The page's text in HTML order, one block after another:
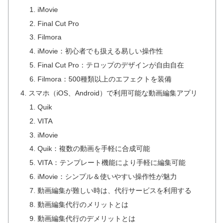
iMovie
Final Cut Pro
Filmora
iMovie：初心者でも扱える易しい操作性
Final Cut Pro：テロップのデザインが自由自在
Filmora：500種類以上のエフェクトを装備
スマホ（iOS、Android）で利用可能な動画編集アプリ
Quik
VITA
iMovie
Quik：複数の動画を手軽に合成可能
VITA：テンプレート機能により手軽に編集可能
iMovie：シンプル＆使いやすい操作性が魅力
動画編集が難しい時は、代行サービスを利用する
動画編集代行のメリットとは
動画編集代行のデメリットとは